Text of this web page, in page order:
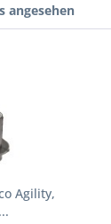
angesehen
Agility,